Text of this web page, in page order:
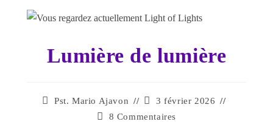
Lumière de lumière
Pst. Mario Ajavon
3 février 2026
8 Commentaires